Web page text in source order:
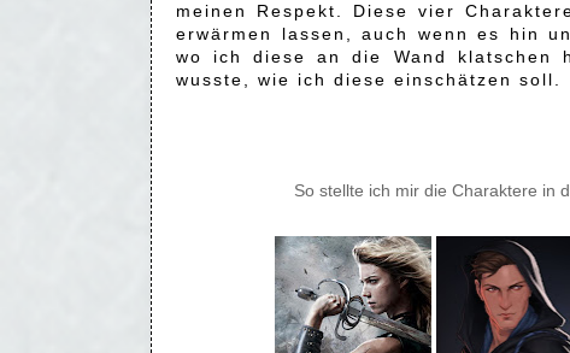
meinen Respekt. Diese vier
erwärmen lassen, auch wenn es hin
wo ich diese an die Wand klatschen
wusste, wie ich diese einschätzen soll.
So stellte ich mir die Charaktere in